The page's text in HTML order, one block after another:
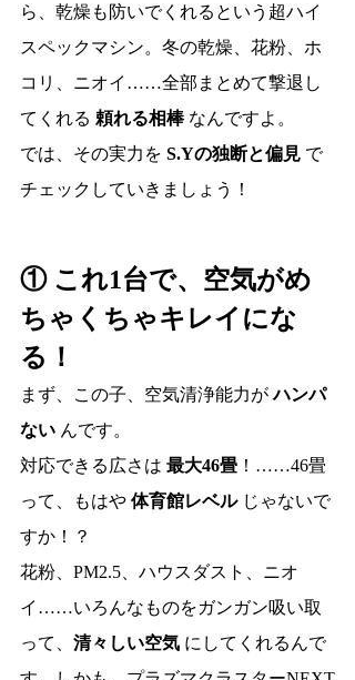
ら、乾燥も防いでくれるという超ハイ
スペックマシン。冬の乾燥、花粉、ホ
コリ、ニオイ……全部まとめて撃退し
てくれる 頼れる相棒 なんですよ。
では、その実力を S.Yの独断と偏見 で
チェックしていきましょう！
① これ1台で、空気がめ
ちゃくちゃキレイにな
る！
まず、この子、空気清浄能力が ハンパ
ない んです。
対応できる広さは 最大46畳 ！……46畳
って、もはや 体育館レベル じゃないで
すか！？
花粉、PM2.5、ハウスダスト、ニオ
イ……いろんなものをガンガン吸い取
って、 清々しい空気 にしてくれるんで